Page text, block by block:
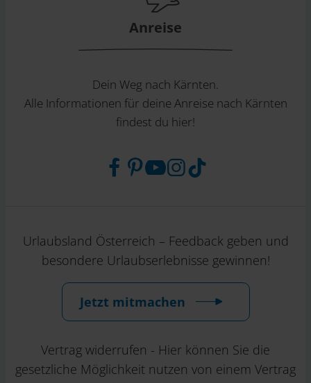
Anreise
Dein Weg nach Kärnten.
Alle Informationen für deine Anreise nach Kärnten
findest du hier!
Urlaubsland Österreich – Feedback geben und
besondere Urlaubserlebnisse gewinnen!
Jetzt mitmachen
Vertrag widerrufen - Hier können Sie die
gesetzliche Möglichkeit nutzen von einem Vertrag